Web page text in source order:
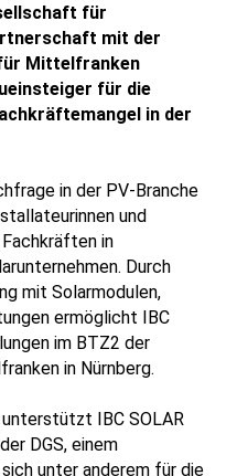
für
mit der
Mittelfranken
für die
in der
in der PV-Branche
und
in
Durch
mit Solarmodulen,
ermöglicht IBC
im BTZ2 der
in Nürnberg.
IBC SOLAR
DGS, einem
unter anderem für die